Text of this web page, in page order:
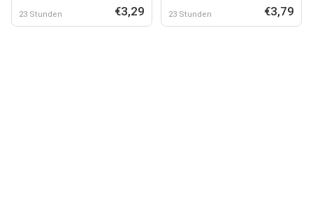
23 Stunden €3,29 23 Stunden €3,79